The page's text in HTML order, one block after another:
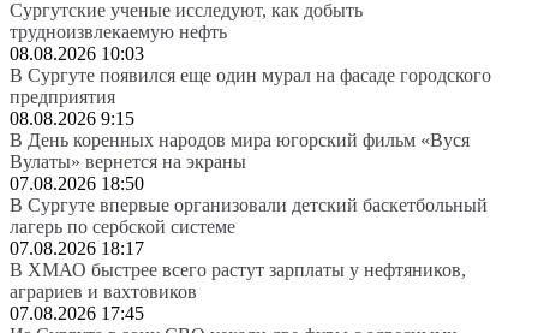
Сургутские ученые исследуют, как добыть
трудноизвлекаемую нефть
08.08.2026 10:03
В Сургуте появился еще один мурал на фасаде городского
предприятия
08.08.2026 9:15
В День коренных народов мира югорский фильм «Вуся
Вулаты» вернется на экраны
07.08.2026 18:50
В Сургуте впервые организовали детский баскетбольный
лагерь по сербской системе
07.08.2026 18:17
В ХМАО быстрее всего растут зарплаты у нефтяников,
аграриев и вахтовиков
07.08.2026 17:45